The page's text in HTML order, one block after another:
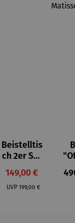
Beistelltis
ch 2er Set
– Dalias
Verkaufspreis:
149,00 €
UVP Regulärer Preis:
199,00 €